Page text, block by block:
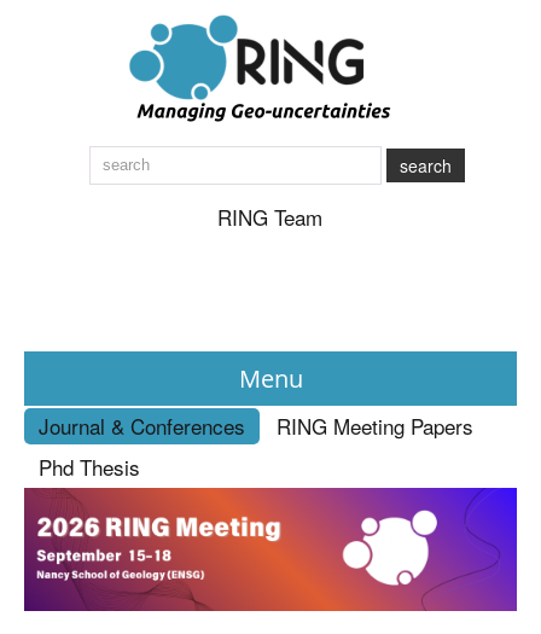
search
RING Team
Menu
News
About
Publications
Journal & Conferences
RING Meeting Papers
Phd Thesis